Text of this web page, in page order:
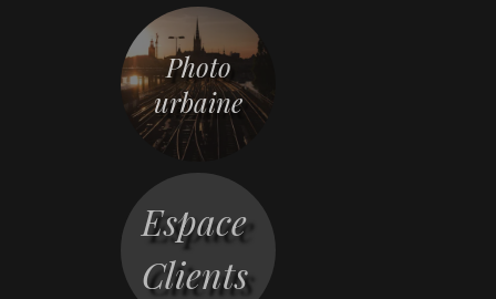
Photo
urbaine
Espace
Clients